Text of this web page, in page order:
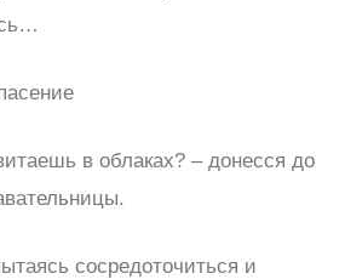
в облаках? – донесся до
сосредоточиться и